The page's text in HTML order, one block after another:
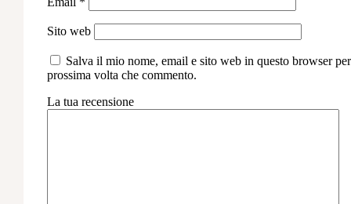
Sito web
Salva il mio nome, email e sito web in questo browser
prossima volta che commento.
La tua recensione